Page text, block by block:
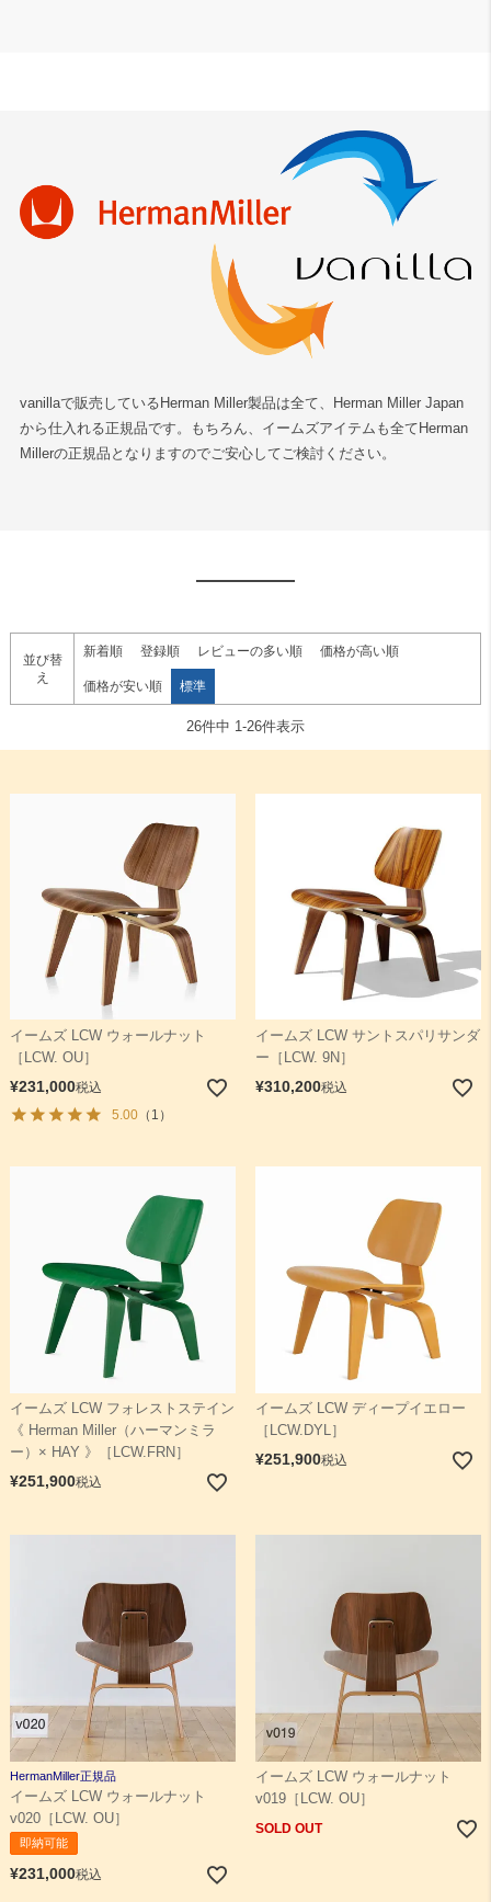
vanillaで販売しているHerman Miller製品は全て、Herman Miller Japan
から仕入れる正規品です。もちろん、イームズアイテムも全てHerman
Millerの正規品となりますのでご安心してご検討ください。
並び替
え
新着順 登録順 レビューの多い順 価格が高い順
価格が安い順 標準
26件中 1-26件表示
イームズ LCW ウォールナット
［LCW. OU］
¥231,000税込
5.00（1）
イームズ LCW サントスパリサンダ
ー［LCW. 9N］
¥310,200税込
イームズ LCW フォレストステイン
《 Herman Miller（ハーマンミラ
ー）× HAY 》［LCW.FRN］
¥251,900税込
イームズ LCW ディープイエロー
［LCW.DYL］
¥251,900税込
HermanMiller正規品
イームズ LCW ウォールナット
v020［LCW. OU］
即納可能
¥231,000税込
イームズ LCW ウォールナット
v019［LCW. OU］
SOLD OUT